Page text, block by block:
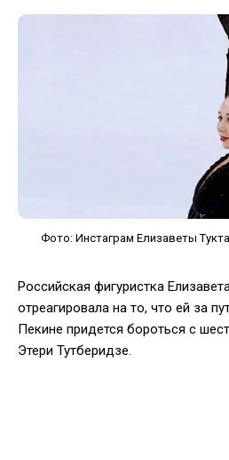
Фото: Инстаграм Елизаветы
Российская фигуристка
отреагировала на то, что ей за
Пекине придется бороться с
Этери Тутберидзе.